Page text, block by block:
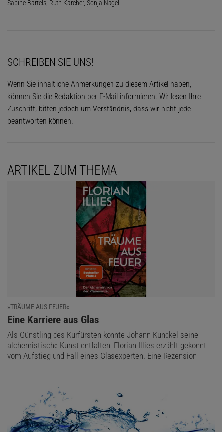
Sabine Bartels, Ruth Karcher, Sonja Nagel
SCHREIBEN SIE UNS!
Wenn Sie inhaltliche Anmerkungen zu diesem Artikel haben,
können Sie die Redaktion per E-Mail informieren. Wir lesen Ihre
Zuschrift, bitten jedoch um Verständnis, dass wir nicht jede
beantworten können.
ARTIKEL ZUM THEMA
»TRÄUME AUS FEUER«
:
Eine Karriere aus Glas
Als Günstling des Kurfürsten konnte Johann Kunckel seine
alchemistische Kunst entfalten. Florian Illies erzählt gekonnt
vom Aufstieg und Fall eines Glasexperten. Eine Rezension